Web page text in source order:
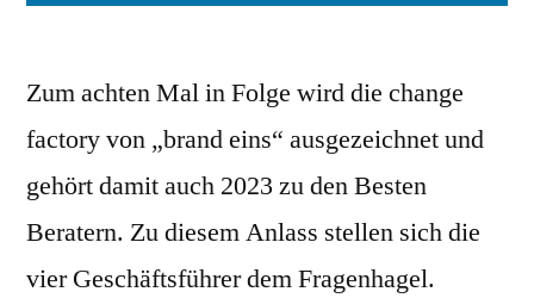
Zum achten Mal in Folge wird die change
factory von „brand eins“ ausgezeichnet und
gehört damit auch 2023 zu den Besten
Beratern. Zu diesem Anlass stellen sich die
vier Geschäftsführer dem Fragenhagel.